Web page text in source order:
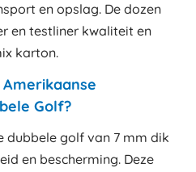
en opslag. De dozen
en testliner kwaliteit en
karton.
Golf?
dubbele golf van 7 mm dik
en bescherming. Deze